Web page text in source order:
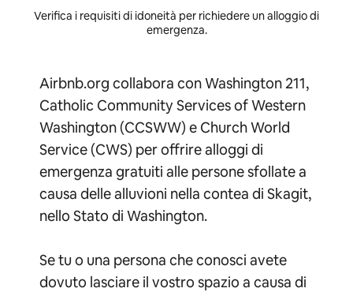
Verifica i requisiti di idoneità per richiedere un alloggio di
emergenza.
Airbnb.org collabora con Washington 211,
Catholic Community Services of Western
Washington (CCSWW) e Church World
Service (CWS) per offrire alloggi di
emergenza gratuiti alle persone sfollate a
causa delle alluvioni nella contea di Skagit,
nello Stato di Washington.
Se tu o una persona che conosci avete
dovuto lasciare il vostro spazio a causa di